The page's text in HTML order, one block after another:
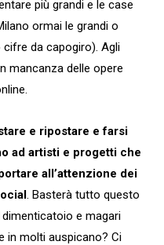
più grandi e le case
ormai le grandi o
da capogiro). Agli
mancanza delle opere
e ripostare e farsi
ad artisti e progetti che
all’attenzione dei
. Basterà tutto questo
e magari
in molti auspicano? Ci